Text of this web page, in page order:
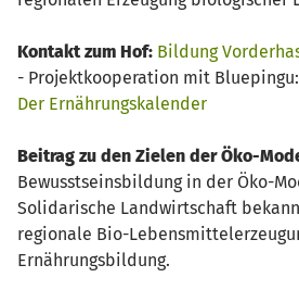
Kontakt zum Hof: Bildung
- Projektkooperation mit Bluepingu:
Der Ernährungskalender
Beitrag zu den Zielen der Öko-
Bewusstseinsbildung in der Öko-
Solidarische Landwirtschaft
regionale Bio-
Ernährungsbildung.